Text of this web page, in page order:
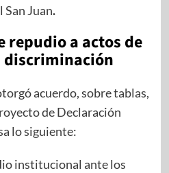
Juan.
repudio a actos de
acuerdo, sobre tablas,
de Declaración
lo siguiente:
institucional ante los